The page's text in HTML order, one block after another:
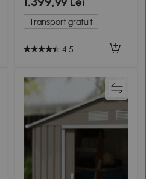
Transport gratuit
4.5